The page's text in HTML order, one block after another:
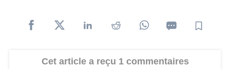
Cet article a reçu 1 commentaires